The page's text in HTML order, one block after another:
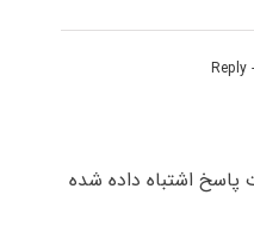
-
پاسخ اشتباه داده شده